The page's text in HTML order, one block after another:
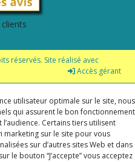
réservés. Site réalisé avec
Accès gérant
utilisateur optimale sur le site, nous
qui assurent le bon fonctionnement
Certains tiers utilisent
marketing sur le site pour vous
sur d’autres sites Web et dans
le bouton “J’accepte” vous acceptez